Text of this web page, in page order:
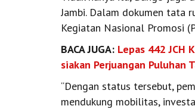
Jambi. Dalam dokumen tata
Kegiatan Nasional Promosi
BACA JUGA: Lepas 442 JCH
siakan Perjuangan Puluhan
“Dengan status tersebut,
mendukung mobilitas,